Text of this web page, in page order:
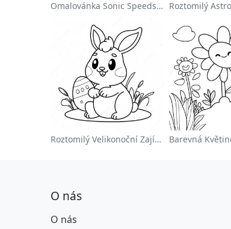
Omalovánka Sonic Speedster
Roztomilý Velikonoční Zajíček Na Omalovánce
O nás
O nás